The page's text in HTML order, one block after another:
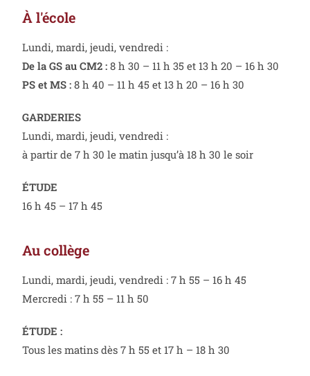
À l'école
Lundi, mardi, jeudi, vendredi :
De la GS au CM2 :8 h 30 – 11 h 35 et 13 h 20 – 16 h 30
PS et MS : 8 h 40 – 11 h 45 et 13 h 20 – 16 h 30
GARDERIES
Lundi, mardi, jeudi, vendredi :
à partir de 7 h 30 le matin jusqu’à 18 h 30 le soir
ÉTUDE
16 h 45 – 17 h 45
Au collège
Lundi, mardi, jeudi, vendredi : 7 h 55 – 16 h 45
Mercredi : 7 h 55 – 11 h 50
ÉTUDE :
Tous les matins dès 7 h 55 et 17 h – 18 h 30